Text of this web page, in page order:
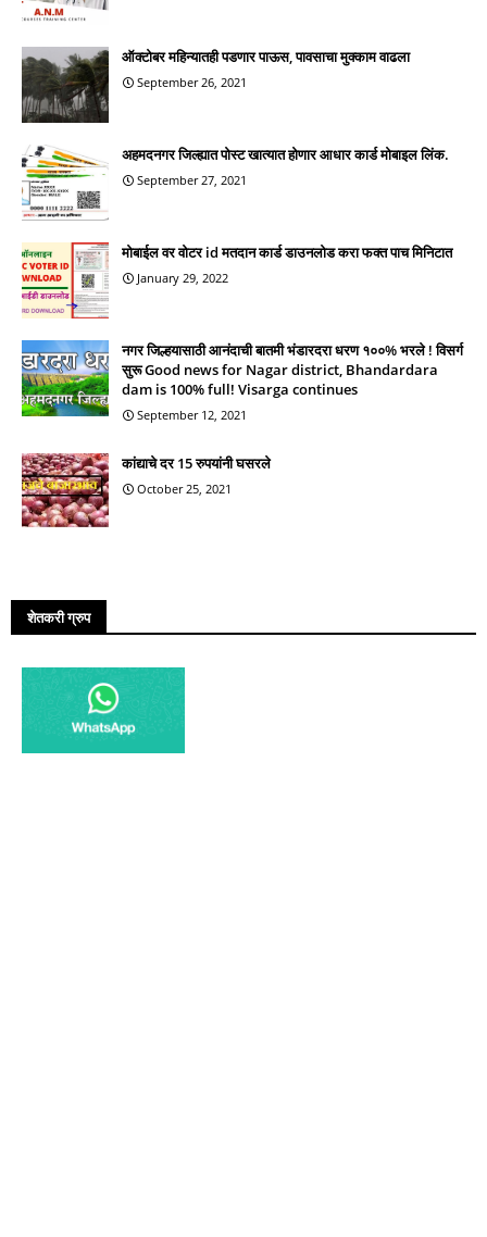
ऑक्टोबर महिन्यातही पडणार पाऊस, पावसाचा मुक्काम वाढला
September 26, 2021
अहमदनगर जिल्ह्यात पोस्ट खात्यात होणार आधार कार्ड मोबाइल लिंक.
September 27, 2021
मोबाईल वर वोटर id मतदान कार्ड डाउनलोड करा फक्त पाच मिनिटात
January 29, 2022
नगर जिल्हयासाठी आनंदाची बातमी भंडारदरा धरण १००% भरले ! विसर्ग
सुरू Good news for Nagar district, Bhandardara
dam is 100% full! Visarga continues
September 12, 2021
कांद्याचे दर 15 रुपयांनी घसरले
October 25, 2021
शेतकरी ग्रुप